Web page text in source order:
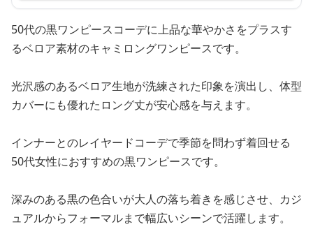
50代の黒ワンピースコーデに上品な華やかさをプラスす
るベロア素材のキャミロングワンピースです。
光沢感のあるベロア生地が洗練された印象を演出し、体型
カバーにも優れたロング丈が安心感を与えます。
インナーとのレイヤードコーデで季節を問わず着回せる
50代女性におすすめの黒ワンピースです。
深みのある黒の色合いが大人の落ち着きを感じさせ、カジ
ュアルからフォーマルまで幅広いシーンで活躍します。